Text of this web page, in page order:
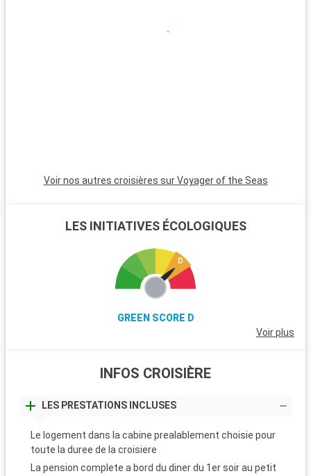
Voir nos autres croisières sur Voyager of the Seas
LES INITIATIVES ÉCOLOGIQUES
GREEN SCORE D
Voir plus
INFOS CROISIÈRE
LES PRESTATIONS INCLUSES
Le logement dans la cabine prealablement choisie pour
toute la duree de la croisiere
La pension complete a bord du diner du 1er soir au petit